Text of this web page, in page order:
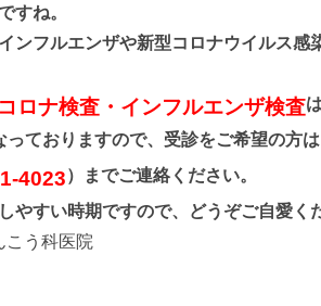
すね。
ンフルエンザや新型コロナウイルス感
ロナ検査・インフルエンザ検査
っておりますので、受診をご希望の方は
4023）までご連絡ください。
やすい時期ですので、どうぞご自愛く
こう科医院